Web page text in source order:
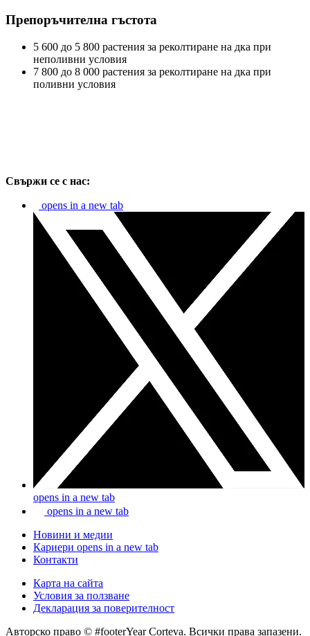
Препоръчителна гъстота
5 600 до 5 800 растения за реколтиране на дка при
неполивни условия
7 800 до 8 000 растения за реколтиране на дка при
поливни условия
Свържи се с нас:
opens in a new tab
opens in a new tab
opens in a new tab
Новини и медии
Кариери opens in a new tab
Контакти
Карта на сайта
Условия за ползване
Декларация за поверителност
Авторско право © #footerYear Corteva. Всички права запазени.